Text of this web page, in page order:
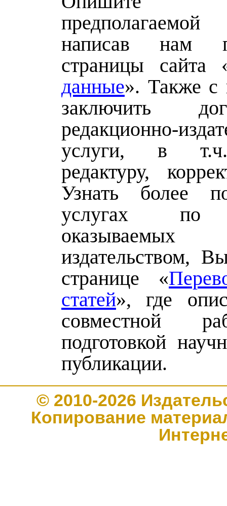
написав нам
страницы сайта
данные». Также
заключить
редакционно-
услуги, в
редактуру,
Узнать более
услугах по
издательством,
странице «
статей», где
совместной
подготовкой
публикации.
© 2010-2026
Копирование